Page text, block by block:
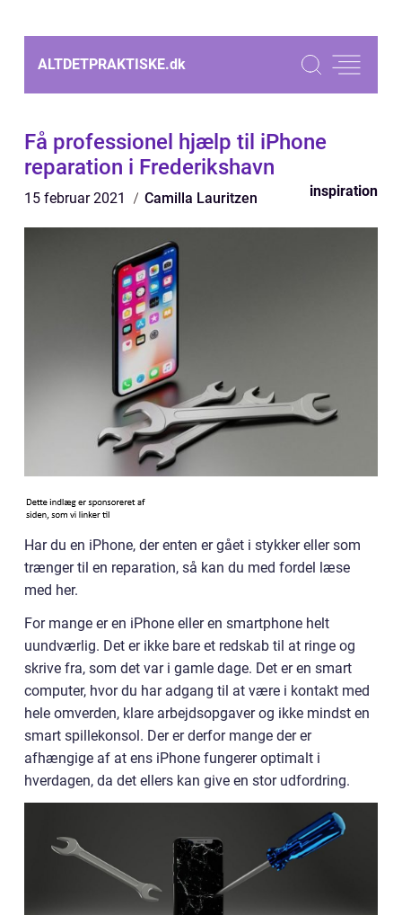
ALTDETPRAKTISKE.dk
Få professionel hjælp til iPhone
reparation i Frederikshavn
15 februar 2021 Camilla Lauritzen inspiration
Har du en iPhone, der enten er gået i stykker eller som
trænger til en reparation, så kan du med fordel læse
med her.
For mange er en iPhone eller en smartphone helt
uundværlig. Det er ikke bare et redskab til at ringe og
skrive fra, som det var i gamle dage. Det er en smart
computer, hvor du har adgang til at være i kontakt med
hele omverden, klare arbejdsopgaver og ikke mindst en
smart spillekonsol. Der er derfor mange der er
afhængige af at ens iPhone fungerer optimalt i
hverdagen, da det ellers kan give en stor udfordring.